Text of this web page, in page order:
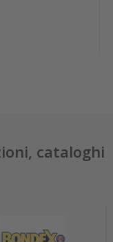
cataloghi